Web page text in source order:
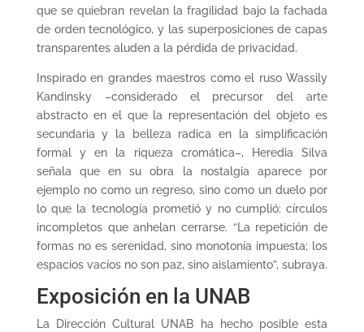
que se quiebran revelan la fragilidad bajo la fachada
de orden tecnológico, y las superposiciones de capas
transparentes aluden a la pérdida de privacidad.
Inspirado en grandes maestros como el ruso Wassily
Kandinsky –considerado el precursor del arte
abstracto en el que la representación del objeto es
secundaria y la belleza radica en la simplificación
formal y en la riqueza cromática–, Heredia Silva
señala que en su obra la nostalgia aparece por
ejemplo no como un regreso, sino como un duelo por
lo que la tecnología prometió y no cumplió: círculos
incompletos que anhelan cerrarse. “La repetición de
formas no es serenidad, sino monotonía impuesta; los
espacios vacíos no son paz, sino aislamiento”, subraya.
Exposición en la UNAB
La Dirección Cultural UNAB ha hecho posible esta